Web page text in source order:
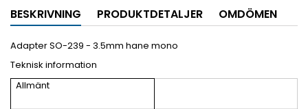
BESKRIVNING PRODUKTDETALJER OMDÖMEN
Adapter SO-239 - 3.5mm hane mono
Teknisk information
Allmänt